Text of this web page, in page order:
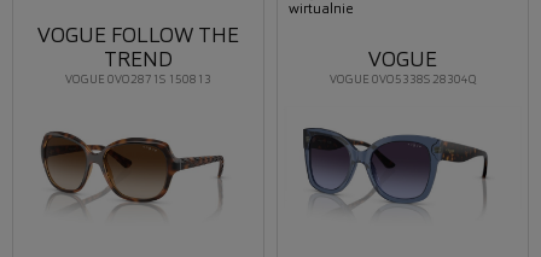
VOGUE 0VO2871S 150813
VOGUE FOLLOW THE
TREND
wirtualnie
VOGUE 0VO5338S 28304Q
VOGUE